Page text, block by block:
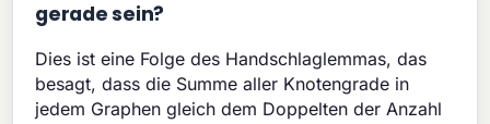
gerade sein?
Dies ist eine Folge des Handschlaglemmas, das
besagt, dass die Summe aller Knotengrade in
jedem Graphen gleich dem Doppelten der Anzahl